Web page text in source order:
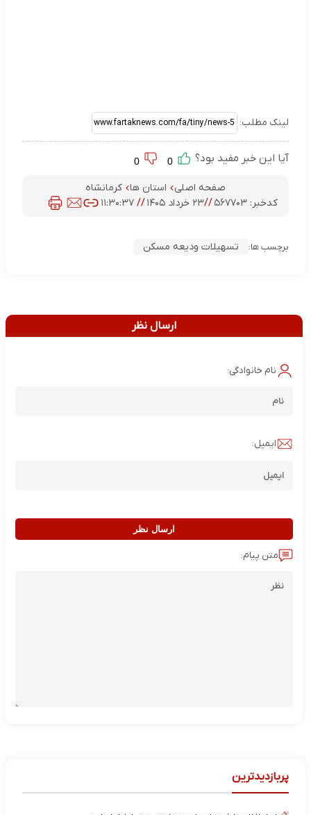
لینک مطلب:
آیا این خبر مفید بود؟
صفحه اصلی استان ها کرمانشاه
کدخبر: ۵۶۷۷۰۳ //۲۳ خرداد ۱۴۰۵ // ۱۱:۳۰:۳۷
برچسب ها: تسهیلات ودیعه مسکن
ارسال نظر
نام خانوادگی:
ایمیل:
ارسال نظر
متن پیام:
پربازدیدترین